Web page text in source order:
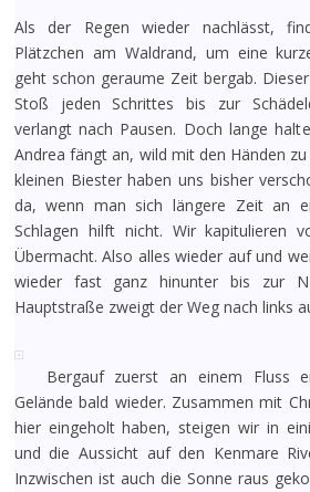
Als der Regen wieder nachlässt,
Plätzchen am Waldrand, um eine
geht schon geraume Zeit bergab.
Stoß jeden Schrittes bis zur
verlangt nach Pausen. Doch lange
Andrea fängt an, wild mit den Händen
kleinen Biester haben uns bisher
da, wenn man sich längere Zeit an
Schlagen hilft nicht. Wir kapitulieren
Übermacht. Also alles wieder auf und
wieder fast ganz hinunter bis zur
Hauptstraße zweigt der Weg nach links
Bergauf zuerst an einem Fluss
Gelände bald wieder. Zusammen mit
hier eingeholt haben, steigen wir in
und die Aussicht auf den Kenmare
Inzwischen ist auch die Sonne raus